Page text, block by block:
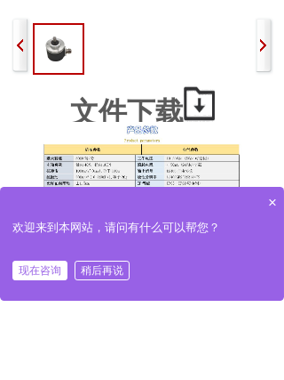
文件下载
×
欢迎来到本网站，请问有什么可以帮您？
现在咨询 稍后再说